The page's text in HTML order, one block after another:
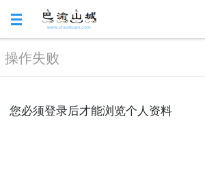
操作失败
您必须登录后才能浏览个人资料